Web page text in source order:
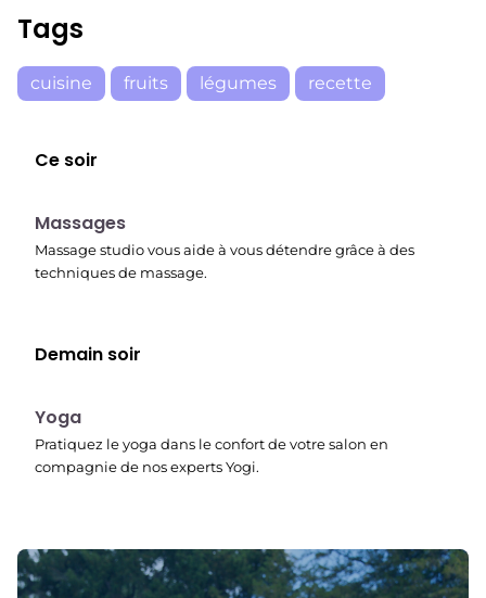
Tags
cuisine fruits légumes recette
Ce soir
23:30
Massages
Massage studio vous aide à vous détendre grâce à des
techniques de massage.
Demain soir
00:15
Yoga
Pratiquez le yoga dans le confort de votre salon en
compagnie de nos experts Yogi.